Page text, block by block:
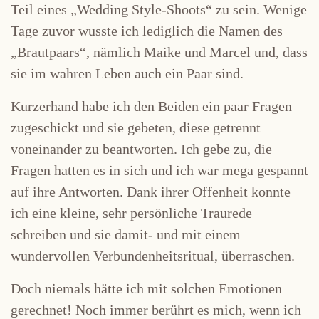
Teil eines „Wedding Style-Shoots“ zu sein. Wenige
Tage zuvor wusste ich lediglich die Namen des
„Brautpaars“, nämlich Maike und Marcel und, dass
sie im wahren Leben auch ein Paar sind.
Kurzerhand habe ich den Beiden ein paar Fragen
zugeschickt und sie gebeten, diese getrennt
voneinander zu beantworten. Ich gebe zu, die
Fragen hatten es in sich und ich war mega gespannt
auf ihre Antworten. Dank ihrer Offenheit konnte
ich eine kleine, sehr persönliche Traurede
schreiben und sie damit- und mit einem
wundervollen Verbundenheitsritual, überraschen.
Doch niemals hätte ich mit solchen Emotionen
gerechnet! Noch immer berührt es mich, wenn ich